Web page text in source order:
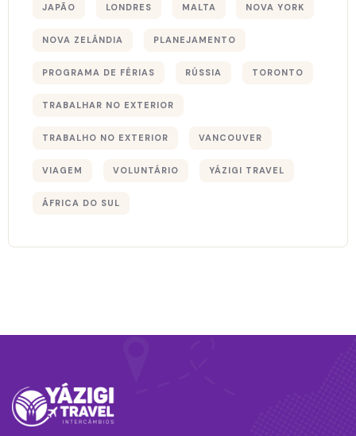
JAPÃO LONDRES MALTA NOVA YORK
NOVA ZELÂNDIA PLANEJAMENTO
PROGRAMA DE FÉRIAS RÚSSIA TORONTO
TRABALHAR NO EXTERIOR
TRABALHO NO EXTERIOR VANCOUVER
VIAGEM VOLUNTÁRIO YÁZIGI TRAVEL
ÁFRICA DO SUL